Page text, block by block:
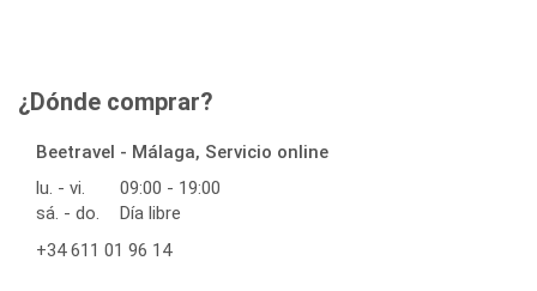
¿Dónde comprar?
Beetravel - Málaga, Servicio online
lu. - vi.
09:00 - 19:00
sá. - do.
Día libre
+34 611 01 96 14